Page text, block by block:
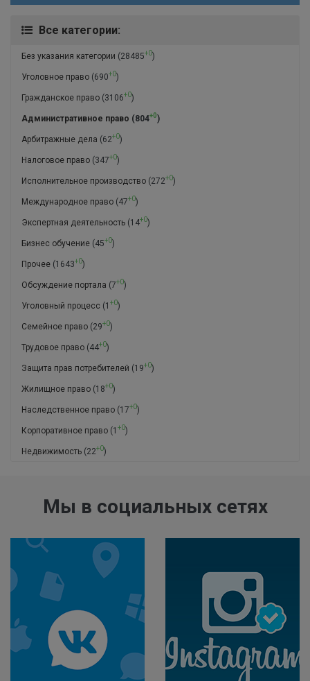
Все категории:
Без указания категории (28485+0)
Уголовное право (690+0)
Гражданское право (3106+0)
Административное право (804+0)
Арбитражные дела (62+0)
Налоговое право (347+0)
Исполнительное производство (272+0)
Международное право (47+0)
Экспертная деятельность (14+0)
Бизнес обучение (45+0)
Прочее (1643+0)
Обсуждение портала (7+0)
Уголовный процесс (1 +0)
Семейное право (29+0)
Трудовое право (44+0)
Защита прав потребителей (19+0)
Жилищное право (18+0)
Наследственное право (17+0)
Корпоративное право (1 +0)
Недвижимость (22+0)
Мы в социальных сетях